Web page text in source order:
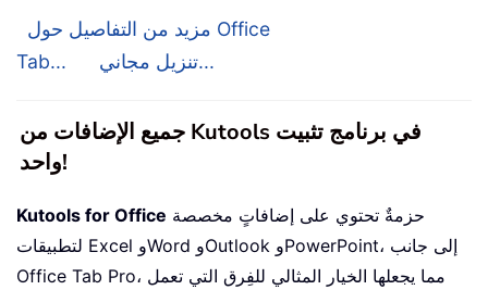
مزيد من التفاصيل حول Office
Tab...
تنزيل مجاني...
جميع الإضافات من Kutools في برنامج تثبيت
واحد!
Kutools for Office
لتطبيقات Excel وWord وOutlook وPowerPoint، إلى جانب
Office Tab Pro، مما يجعلها الخيار المثالي للفِرق التي تعمل